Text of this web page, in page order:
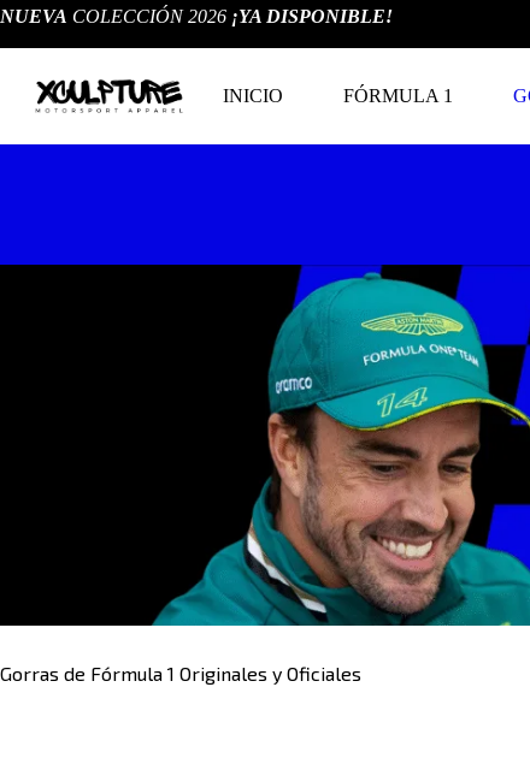
Saltar
contenido
NUEVA COLECCIÓN 2026 ¡YA DISPONIBLE!
INICIO FÓRMULA 1
Gorras de Fórmula 1 Originales y Oficiales